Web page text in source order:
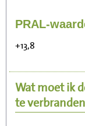
PRAL-
+13,8
Wat moet ik
te
Zitten, tv kijken
Wandelen (5